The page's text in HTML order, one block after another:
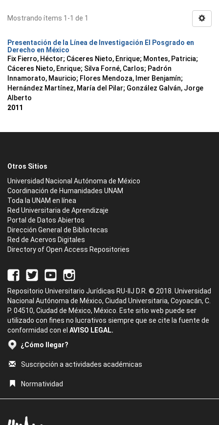
Mostrando ítems 1-1 de 1
Presentación de la Línea de Investigación El Posgrado en
Derecho en México
Fix Fierro, Héctor; Cáceres Nieto, Enrique; Montes, Patricia;
Cáceres Nieto, Enrique; Silva Forné, Carlos; Padrón
Innamorato, Mauricio; Flores Mendoza, Imer Benjamín;
Hernández Martínez, María del Pilar; González Galván, Jorge
Alberto
2011
Otros Sitios
Universidad Nacional Autónoma de México
Coordinación de Humanidades UNAM
Toda la UNAM en línea
Red Universitaria de Aprendizaje
Portal de Datos Abiertos
Dirección General de Bibliotecas
Red de Acervos Digitales
Directory of Open Access Repositories
Repositorio Universitario Jurídicas RU-IIJ D.R. © 2018. Universidad
Nacional Autónoma de México, Ciudad Universitaria, Coyoacán, C.
P. 04510, Ciudad de México, México. Este sitio web puede ser
utilizado con fines no lucrativos siempre que se cite la fuente de
conformidad con el AVISO LEGAL.
¿Cómo llegar?
Suscripción a actividades académicas
Normatividad